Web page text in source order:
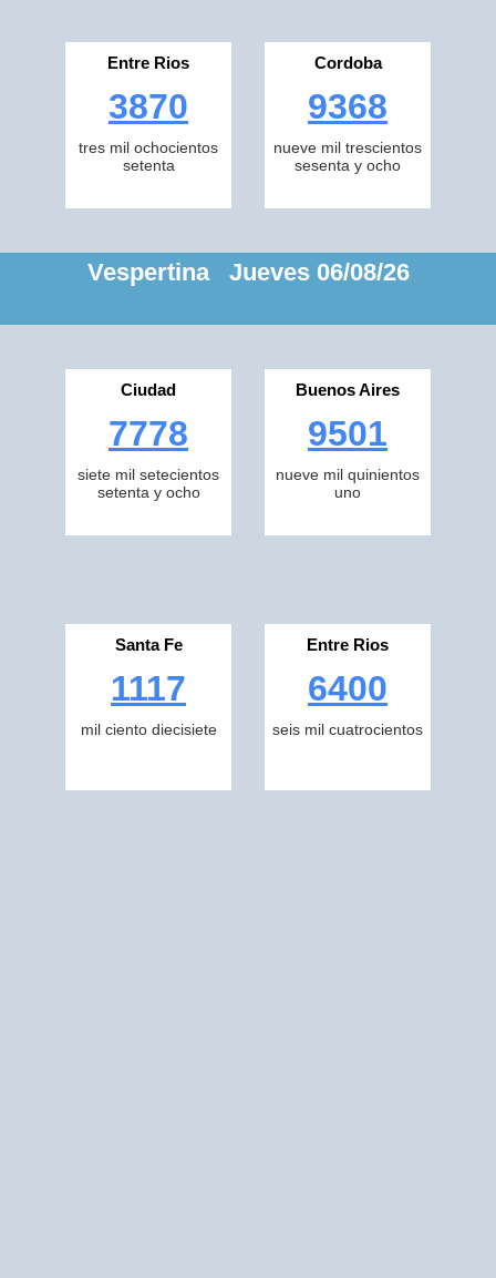
Entre Rios
3870
tres mil ochocientos
setenta
Cordoba
9368
nueve mil trescientos
sesenta y ocho
Vespertina Jueves 06/08/26
Ciudad
7778
siete mil setecientos
setenta y ocho
Buenos Aires
9501
nueve mil quinientos
uno
Santa Fe
1117
mil ciento diecisiete
Entre Rios
6400
seis mil cuatrocientos